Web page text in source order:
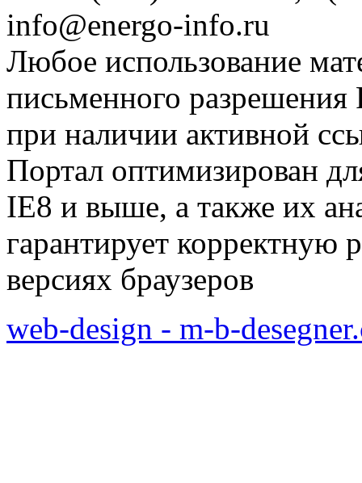
info@energo-info.ru
Любое использование
письменного разрешения
при наличии активной
Портал оптимизирован
IE8 и выше, а также их
гарантирует корректную
версиях браузеров
web-design - m-b-